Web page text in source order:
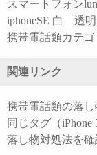
スマートフォン
iphoneSE 白 透
携帯電話類カテ
関連リンク
携帯電話類の落
同じタグ（
落し物対処法を確